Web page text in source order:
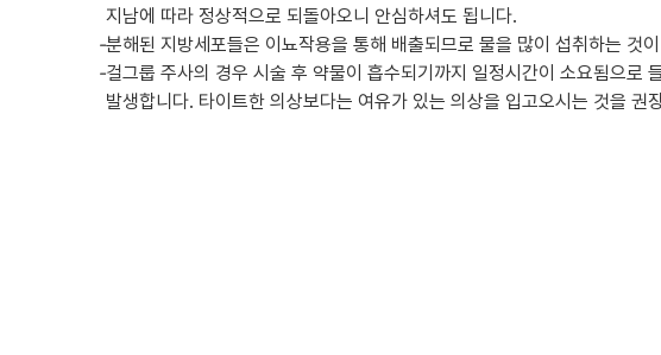
지남에 따라 정상적으로 되돌아오니 안심하셔도 됩니다.
-분해된 지방세포들은 이뇨작용을 통해 배출되므로 물을 많이 섭취하는 것
-걸그룹 주사의 경우 시술 후 약물이 흡수되기까지 일정시간이 소요됨으로
발생합니다. 타이트한 의상보다는 여유가 있는 의상을 입고오시는 것을 권